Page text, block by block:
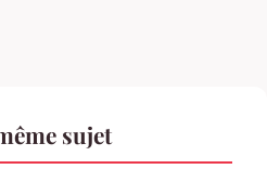
sujet